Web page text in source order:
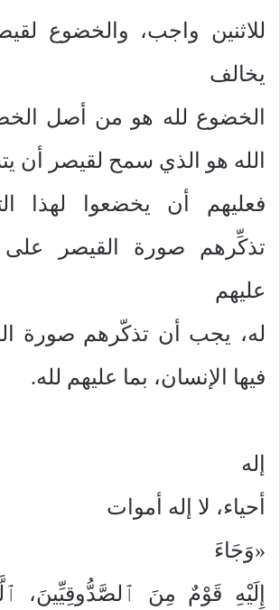
للاثنين واجب، والخضوع
يخالف
الخضوع لله هو من أصل
الله هو الذي سمح لقيصر أن
فعليهم أن يخضعوا لهذا
تذكِّرهم صورة القيصر على
عليهم
له، يجب أن تذكّرهم صورة
فيها الإنسان، بما عليهم لله.
إله
أحياء، لا إله أموات
«وَجَاءَ
إِلَيْهِ قَوْمٌ مِنَ ٱلصَّدُّوقِيِّينَ،